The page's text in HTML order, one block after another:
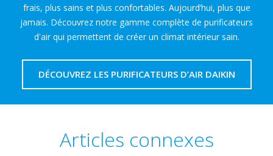
frais, plus sains et plus confortables. Aujourd’hui, plus que
jamais. Découvrez notre gamme complète de purificateurs
d'air qui permettent de créer un climat intérieur sain.
DÉCOUVREZ LES PURIFICATEURS D’AIR DAIKIN
Articles connexes